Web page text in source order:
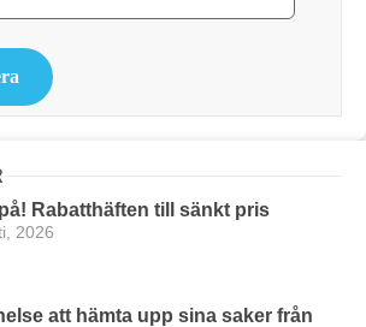
Rabatthäften till sänkt pris
2026
att hämta upp sina saker från